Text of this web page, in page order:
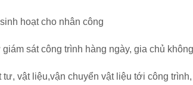
hoạt cho nhân công
sát công trình hàng ngày, gia chủ
vật liệu,vận chuyển vật liệu tới công